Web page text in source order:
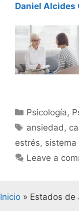
Daniel Alcides
Psicología,
ansiedad ,
estrés, sistema
Leave a
Inicio » Estados de